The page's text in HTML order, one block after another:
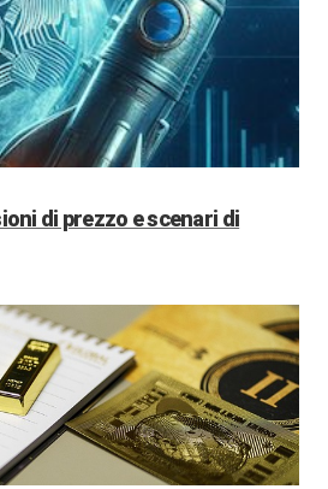
di prezzo e scenari di